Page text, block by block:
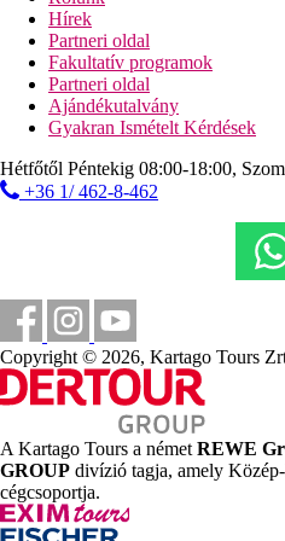
törökfürdő (kezelések
szauna
fitneszközpont
asztalitenisz
strandröplabda
kosárlabda
darts
tenisz (kivilágítás térítés
Sport és szórakozás térítés
masszázsok
bőr- és testápolás
bowling
biliárd
vízi sportok a strandon
Ultra All Inclusive:
snack-bárban snack-
gyümölcs 12:00 és
17:00 óra között,
Hírek
Partneri oldal
Fakultatív programok
Partneri oldal
Ajándékutalvány
Gyakran Ismételt Kérdések
Hétfőtől Péntekig 08:00-18:00,
+36 1/ 462-8-462
Copyright © 2026, Kartago Tours
A Kartago Tours a német REWE
GROUP divízió tagja, amely
cégcsoportja.